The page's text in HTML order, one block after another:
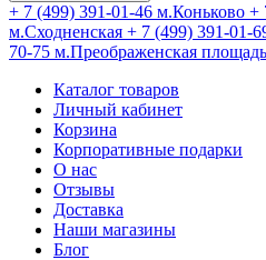
+ 7 (499) 391-01-46 м.Коньково +
м.Сходненская + 7 (499) 391-01-
70-75 м.Преображенская площадь
Каталог товаров
Личный кабинет
Корзина
Корпоративные подарки
О нас
Отзывы
Доставка
Наши магазины
Блог